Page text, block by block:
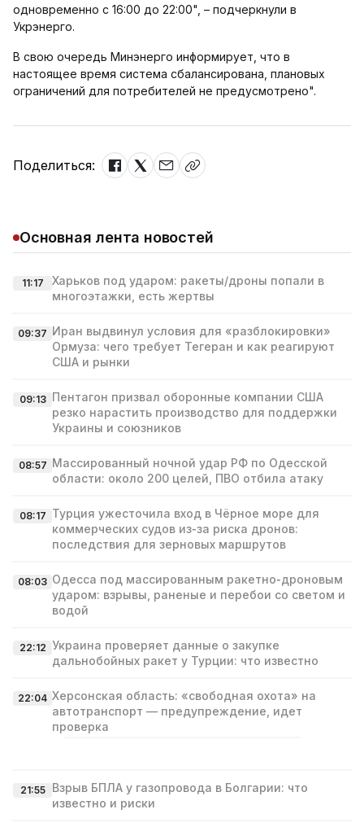
одновременно с 16:00 до 22:00", – подчеркнули в
Укрэнерго.
В свою очередь Минэнерго информирует, что в
настоящее время система сбалансирована, плановых
ограничений для потребителей не предусмотрено".
Поделиться:
Основная лента новостей
11:17
Харьков под ударом: ракеты/дроны попали в
многоэтажки, есть жертвы
09:37 Иран выдвинул условия для «разблокировки»
Ормуза: чего требует Тегеран и как реагируют
США и рынки
09:13 Пентагон призвал оборонные компании США
резко нарастить производство для поддержки
Украины и союзников
08:57 Массированный ночной удар РФ по Одесской
области: около 200 целей, ПВО отбила атаку
08:17 Турция ужесточила вход в Чёрное море для
коммерческих судов из‑за риска дронов:
последствия для зерновых маршрутов
08:03 Одесса под массированным ракетно‑дроновым
ударом: взрывы, раненые и перебои со светом и
водой
22:12 Украина проверяет данные о закупке
дальнобойных ракет у Турции: что известно
22:04 Херсонская область: «свободная охота» на
автотранспорт — предупреждение, идет
проверка
21:55
Взрыв БПЛА у газопровода в Болгарии: что
известно и риски